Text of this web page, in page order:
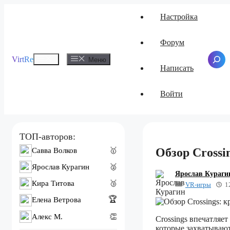
VirtRe Меню Меню
Настройка
Форум
Написать
Войти
Поиск
Обзор
Ярослав
VR-игры
Crossings
которые
ТОП-авторов:
Савва Волков
🥇
Ярослав Курагин
🥈
Кира Титова
🥉
Елена Ветрова 🏆
Алекс M. 👏